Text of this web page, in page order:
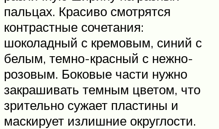
пальцах. Красиво смотрятся
контрастные сочетания:
шоколадный с кремовым, синий с
белым, темно-красный с нежно-
розовым. Боковые части нужно
закрашивать темным цветом, что
зрительно сужает пластины и
маскирует излишние округлости.